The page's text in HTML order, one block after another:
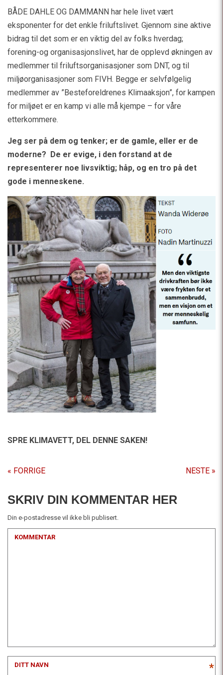
BÅDE DAHLE OG DAMMANN har hele livet vært
eksponenter for det enkle friluftslivet. Gjennom sine aktive
bidrag til det som er en viktig del av folks hverdag;
forening-og organisasjonslivet, har de opplevd økningen av
medlemmer til friluftsorganisasjoner som DNT, og til
miljøorganisasjoner som FIVH. Begge er selvfølgelig
medlemmer av ”Besteforeldrenes Klimaaksjon”, for kampen
for miljøet er en kamp vi alle må kjempe – for våre
etterkommere.
Jeg ser på dem og tenker; er de gamle, eller er de
moderne? De er evige, i den forstand at de
representerer noe livsviktig; håp, og en tro på det
gode i menneskene.
SPRE KLIMAVETT, DEL DENNE SAKEN!
« FORRIGE NESTE »
SKRIV DIN KOMMENTAR HER
Din e-postadresse vil ikke bli publisert.
KOMMENTAR
DITT NAVN *